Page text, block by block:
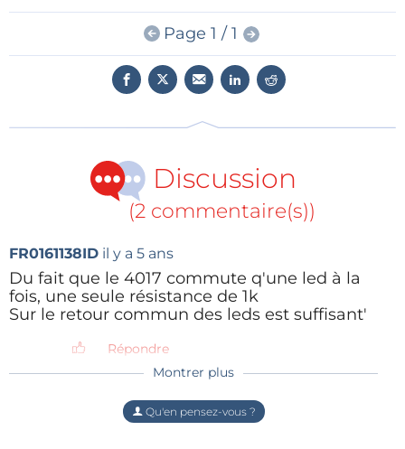
un morceau de carte d'expérimentation à pastilles.
Disposez les LED pour qu'elles forment la silhouette
d'un sapîn, avec évidemment la LED clignotante au
►Joyeuses fêtes et bonne année 2021
Page 1 / 1
Discussion
(2 commentaire(s))
FR0161138ID il y a 5 ans
Du fait que le 4017 commute q'une led à la
fois, une seule résistance de 1k
Sur le retour commun des leds est suffisant'
Répondre
lelion95 il y a 5 ans
effectivement, en plus en recalculant la
valeur des résistances, et en choisissant
Montrer plus
Qu'en pensez-vous ?